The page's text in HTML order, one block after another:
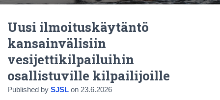
P
Uusi ilmoituskäytäntö
kansainvälisiin
vesijettikilpailuihin
osallistuville kilpailijoille
Published by SJSL on 23.6.2026